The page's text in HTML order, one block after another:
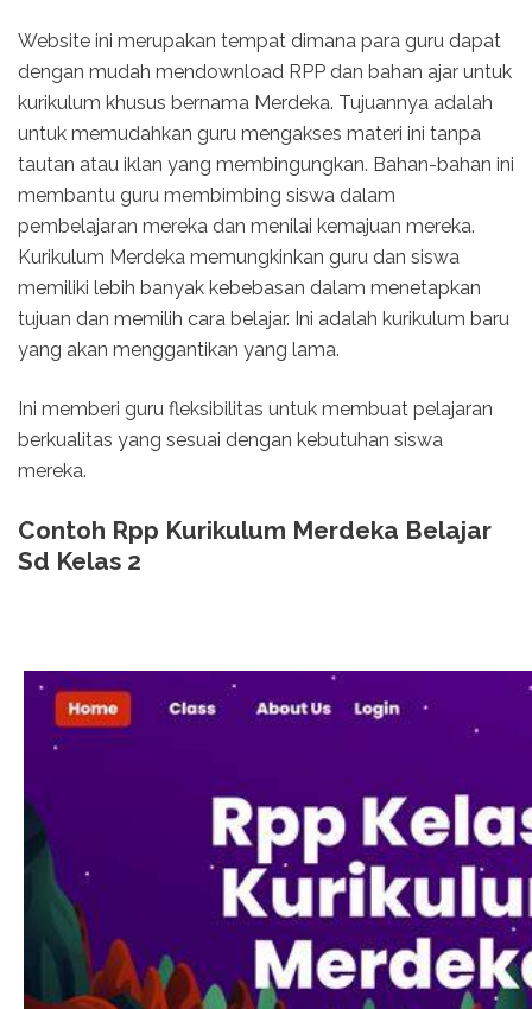
Website ini merupakan tempat dimana para guru dapat
dengan mudah mendownload RPP dan bahan ajar untuk
kurikulum khusus bernama Merdeka. Tujuannya adalah
untuk memudahkan guru mengakses materi ini tanpa
tautan atau iklan yang membingungkan. Bahan-bahan ini
membantu guru membimbing siswa dalam
pembelajaran mereka dan menilai kemajuan mereka.
Kurikulum Merdeka memungkinkan guru dan siswa
memiliki lebih banyak kebebasan dalam menetapkan
tujuan dan memilih cara belajar. Ini adalah kurikulum baru
yang akan menggantikan yang lama.
Ini memberi guru fleksibilitas untuk membuat pelajaran
berkualitas yang sesuai dengan kebutuhan siswa
mereka.
Contoh Rpp Kurikulum Merdeka Belajar
Sd Kelas 2